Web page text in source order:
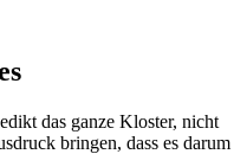
das ganze Kloster, nicht
bringen, dass es darum